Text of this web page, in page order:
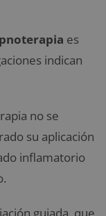
es
indican
no se
su aplicación
inflamatorio